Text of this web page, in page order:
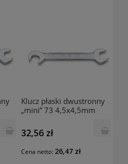
Klucz płaski dwustronny
„mini” 73 4,5x4,5mm
32,56 zł
Cena netto: 26,47 zł